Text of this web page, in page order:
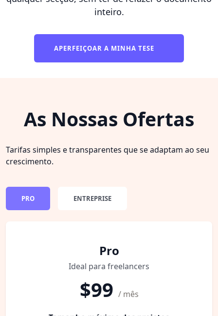
inteiro.
APERFEIÇOAR A MINHA TESE
As Nossas Ofertas
Tarifas simples e transparentes que se adaptam ao seu
crescimento.
PRO ENTREPRISE
Pro
Ideal para freelancers
$99 / mês